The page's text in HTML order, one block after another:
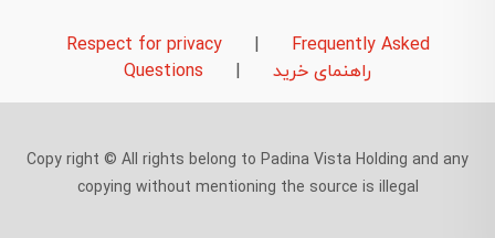
Respect for privacy
Frequently Asked
Questions
راهنمای خرید
Copy right © All rights belong to Padina Vista Holding and any
copying without mentioning the source is illegal